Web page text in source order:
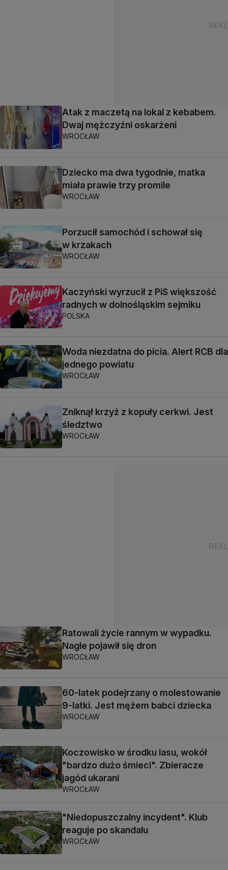
Atak z maczetą na lokal z kebabem.
Dwaj mężczyźni oskarżeni
WROCŁAW
Dziecko ma dwa tygodnie, matka
miała prawie trzy promile
WROCŁAW
Porzucił samochód i schował się
w krzakach
WROCŁAW
Kaczyński wyrzucił z PiS większość
radnych w dolnośląskim sejmiku
POLSKA
Woda niezdatna do picia. Alert RCB dla
jednego powiatu
WROCŁAW
Zniknął krzyż z kopuły cerkwi. Jest
śledztwo
WROCŁAW
Ratowali życie rannym w wypadku.
Nagle pojawił się dron
WROCŁAW
60-latek podejrzany o molestowanie
9-latki. Jest mężem babci dziecka
WROCŁAW
Koczowisko w środku lasu, wokół
"bardzo dużo śmieci". Zbieracze
jagód ukarani
WROCŁAW
"Niedopuszczalny incydent". Klub
reaguje po skandalu
WROCŁAW